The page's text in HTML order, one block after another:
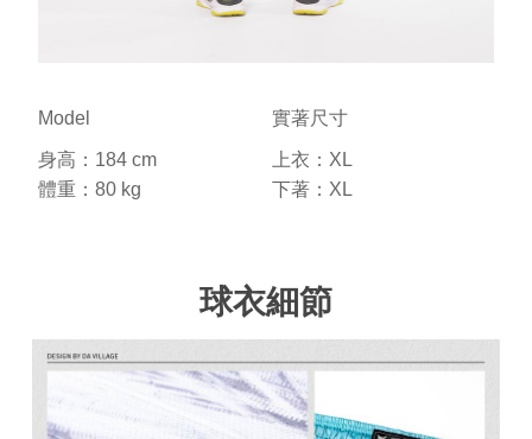
Model
身高：184 cm
體重：80 kg
實著尺寸
上衣：XL
下著：XL
球衣細節